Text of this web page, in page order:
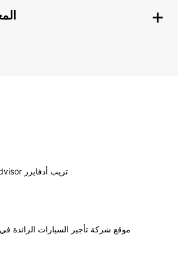
TripAdvisor تريب أدفايزر
موقع شركة تأجير السيارات الرائدة في